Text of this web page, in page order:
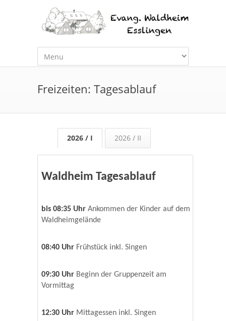
Freizeiten: Tagesablauf
2026 / I 2026 / II
Waldheim Tagesablauf
bis 08:35 Uhr Ankommen der Kinder auf dem
Waldheimgelände
08:40 Uhr Frühstück inkl. Singen
09:30 Uhr Beginn der Gruppenzeit am
Vormittag
12:30 Uhr Mittagessen inkl. Singen